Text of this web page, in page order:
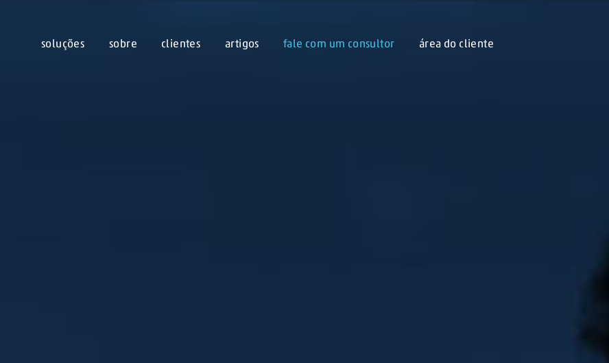
soluções sobre clientes artigos fale com um consultor área do cliente